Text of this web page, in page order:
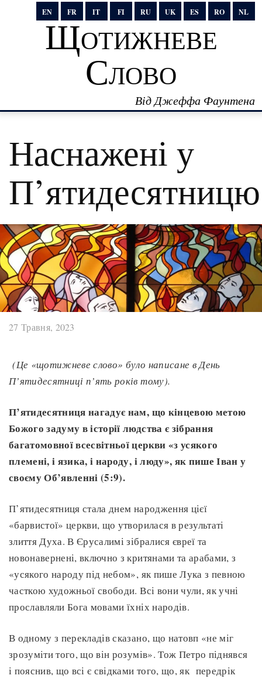
EN FR IT FI RU UK ES RO NL
Щотижневе
Слово
Від Джеффа Фаунтена
Наснажені у
П’ятидесятницю
27 Травня, 2023
(Це «щотижневе слово» було написане в День
П’ятидесятниці п’ять років тому).
П’ятидесятниця нагадує нам, що кінцевою метою
Божого задуму в історії людства є зібрання
багатомовної всесвітньої церкви «з усякого
племені, і язика, і народу, і люду», як пише Іван у
своєму Об’явленні (5:9).
П’ятидесятниця стала днем народження цієї
«барвистої» церкви, що утворилася в результаті
злиття Духа. В Єрусалимі зібралися євреї та
новонавернені, включно з критянами та арабами, з
«усякого народу під небом», як пише Лука з певною
часткою художньої свободи. Всі вони чули, як учні
прославляли Бога мовами їхніх народів.
В одному з перекладів сказано, що натовп «не міг
зрозуміти того, що він розумів». Тож Петро піднявся
і пояснив, що всі є свідками того, що, як передрік